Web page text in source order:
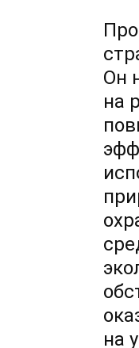
Он
на
на